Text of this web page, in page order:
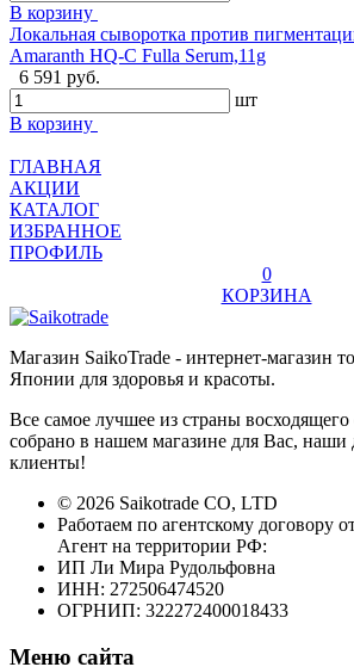
В корзину
Локальная сыворотка против
Amaranth HQ-C Fulla Serum,11g
6 591 руб.
шт
В корзину
ГЛАВНАЯ
АКЦИИ
КАТАЛОГ
ИЗБРАННОЕ
ПРОФИЛЬ
0
КОРЗИНА
Магазин SaikoTrade - интернет-магазин
Японии для здоровья и красоты.
Все самое лучшее из страны восходящего
собрано в нашем магазине для Вас, наши
клиенты!
© 2026 Saikotrade CO, LTD
Работаем по агентскому договору
Агент на территории РФ:
ИП Ли Мира Рудольфовна
ИНН: 272506474520
ОГРНИП: 322272400018433
Меню сайта